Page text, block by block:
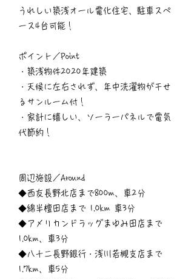
うれしい築浅オール電化住宅、駐車スペ
ース4台可能！
ポイント／Point
・築浅物件2020年建築
・天候に左右されず、年中洗濯物が干せ
るサンルーム付！
・家計に嬉しい、ソーラーパネルで電気
代節約！
周辺施設／Around
◆西友長野北店まで800m、車2分
◆綿半檀田店まで 1.0km 車3分
◆アメリカンドラッグまゆみ田店まで
1.0km、車3分
◆八十二長野銀行・浅川若槻支店まで
1.7km、車5分